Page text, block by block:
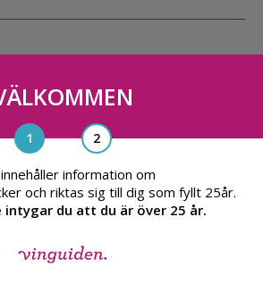
Vinguiden Nordic AB
4A, 111 48, Stockholm
info@vinguiden.com
information om
och riktas sig till dig som fyllt 25år.
intygar du att du är över 25 år.